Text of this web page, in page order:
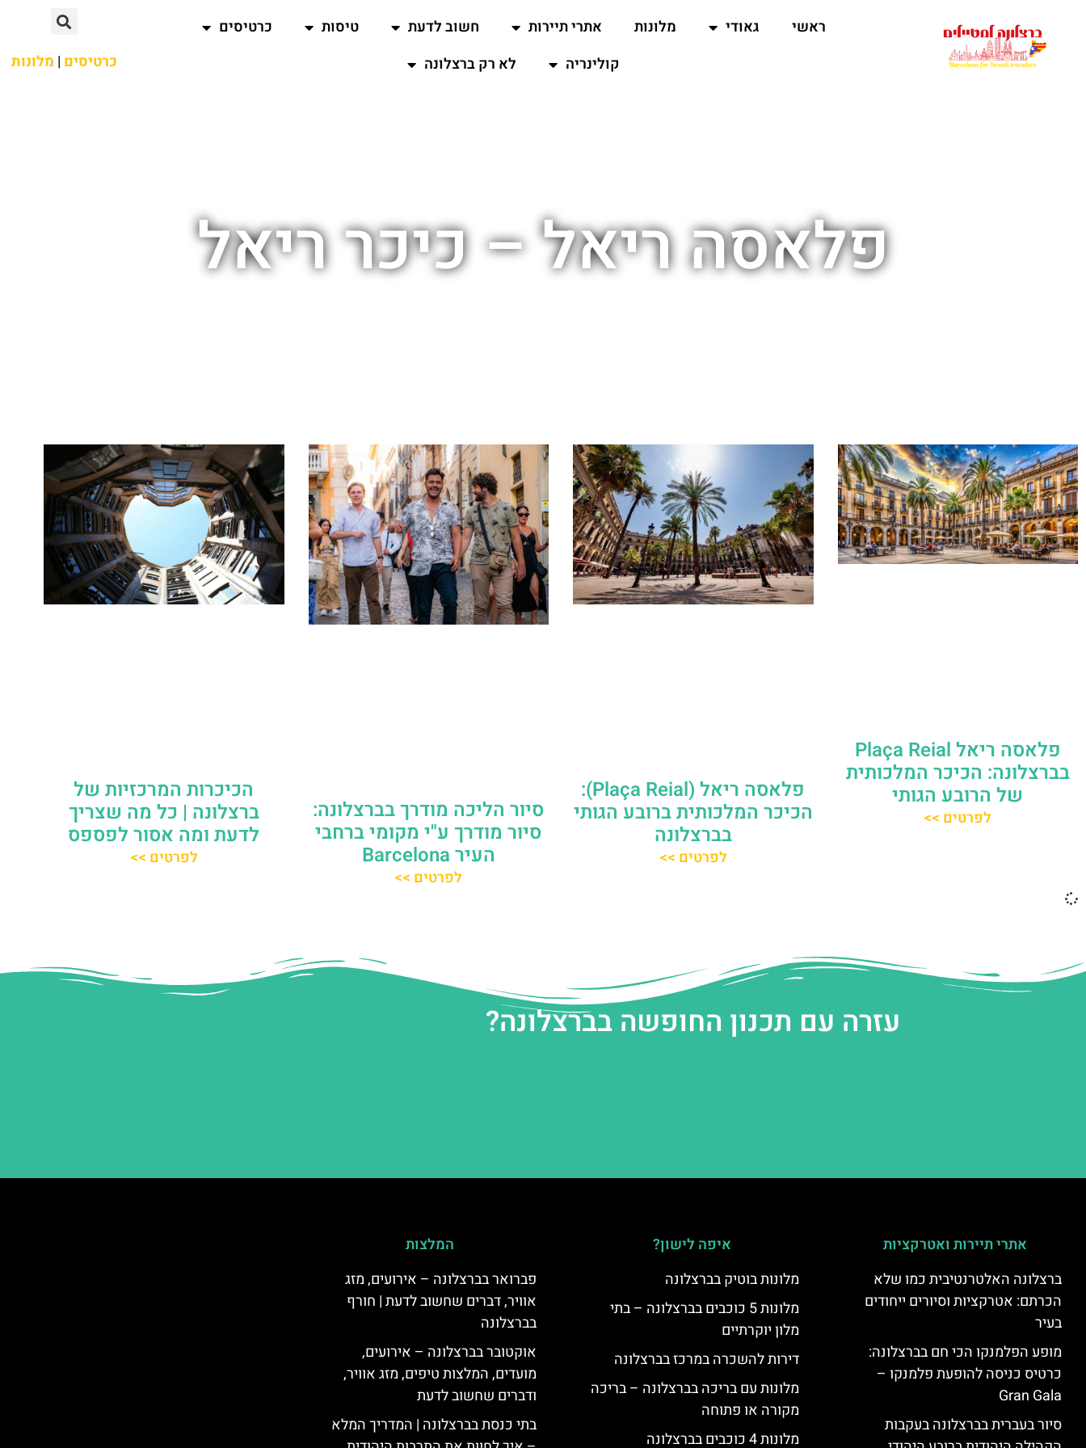
ראשי גאודי מלונות אתרי תיירות חשוב לדעת טיסות
כרטיסים
קולינריה
לא רק ברצלונה כרטיסים | מלונות
פלאסה ריאל – כיכר ריאל
פלאסה ריאל Plaça Reial
בברצלונה: הכיכר המלכותית
של הרובע הגותי
לפרטים >>
פלאסה ריאל (Plaça Reial):
הכיכר המלכותית ברובע הגותי
בברצלונה
לפרטים >>
סיור הליכה מודרך בברצלונה:
סיור מודרך ע"י מקומי ברחבי
העיר Barcelona
לפרטים >>
הכיכרות המרכזיות של
ברצלונה | כל מה שצריך
לדעת ומה אסור לפספס
לפרטים >>
עזרה עם תכנון החופשה בברצלונה?
אתרי תיירות ואטרקציות
ברצלונה האלטרנטיבית כמו שלא
הכרתם: אטרקציות וסיורים ייחודים
בעיר
מופע הפלמנקו הכי חם בברצלונה:
כרטיס כניסה להופעת פלמנקו –
Gran Gala
סיור בעברית בברצלונה בעקבות
איפה לישון?
מלונות בוטיק בברצלונה
מלונות 5 כוכבים בברצלונה – בתי
מלון יוקרתיים
דירות להשכרה במרכז בברצלונה
מלונות עם בריכה בברצלונה – בריכה
מקורה או פתוחה
מלונות 4 כוכבים בברצלונה
המלצות
פברואר בברצלונה – אירועים, מזג
אוויר, דברים שחשוב לדעת | חורף
בברצלונה
אוקטובר בברצלונה – אירועים,
מועדים, המלצות טיפים, מזג אוויר,
ודברים שחשוב לדעת
בתי כנסת בברצלונה | המדריך המלא